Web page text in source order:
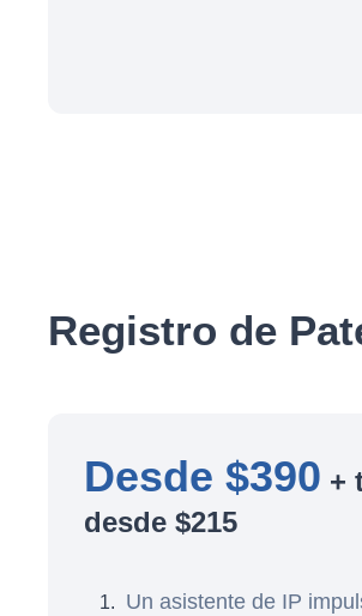
Registro de
Desde $390 +
desde $215
Un asistente de IP